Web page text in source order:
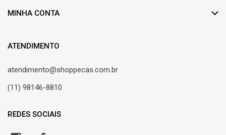
Central de atendimento
MINHA CONTA
Meus Pedidos
Lista de Desejos
ATENDIMENTO
atendimento@shoppecas.com.br
(11) 98146-8810
REDES SOCIAIS